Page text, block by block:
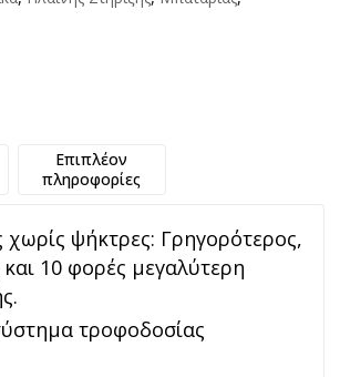
Επιπλέον
πληροφορίες
χωρίς ψήκτρες: Γρηγορότερος,
10 φορές μεγαλύτερη
τροφοδοσίας